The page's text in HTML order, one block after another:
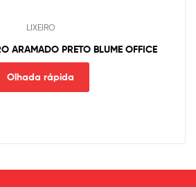
LIXEIRO
ARAMADO PRETO BLUME OFFICE
Olhada rápida